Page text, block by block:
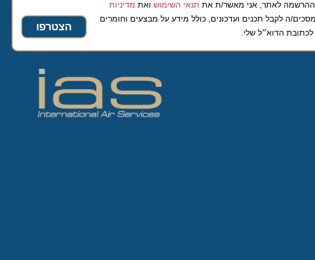
לאתר, אני מאשר/ת אתתנאי השימושואת מדיניות
ה לקבל תכנים ועדכונים, כולל מידע על מבצעים וחומרים
הדוא״ל שלי.
הצטרפו